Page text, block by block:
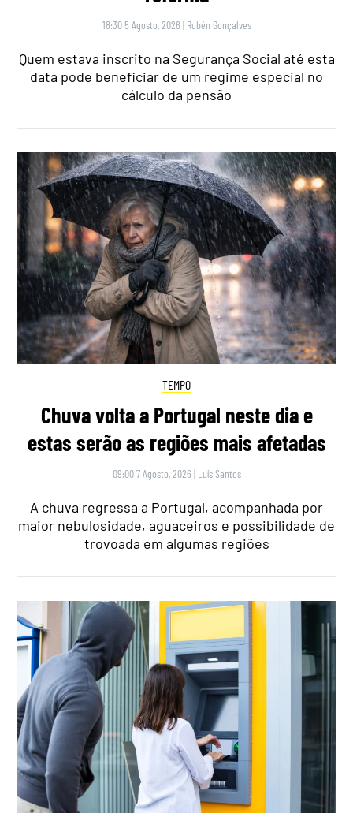
18:30 5 Agosto, 2026 | Rubén Gonçalves
Quem estava inscrito na Segurança Social até esta
data pode beneficiar de um regime especial no
cálculo da pensão
TEMPO
Chuva volta a Portugal neste dia e
estas serão as regiões mais afetadas
09:00 7 Agosto, 2026 | Luís Santos
A chuva regressa a Portugal, acompanhada por
maior nebulosidade, aguaceiros e possibilidade de
trovoada em algumas regiões